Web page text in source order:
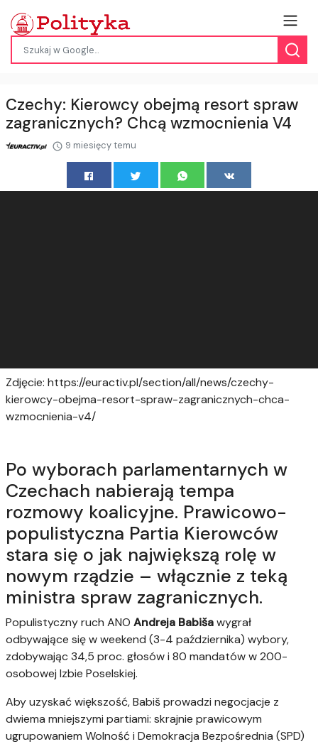
Czechy: Kierowcy obejmą resort spraw
zagranicznych? Chcą wzmocnienia V4
9 miesięcy temu
Zdjęcie: https://euractiv.pl/section/all/news/czechy-
kierowcy-obejma-resort-spraw-zagranicznych-chca-
wzmocnienia-v4/
Po wyborach parlamentarnych w
Czechach nabierają tempa
rozmowy koalicyjne. Prawicowo-
populistyczna Partia Kierowców
stara się o jak największą rolę w
nowym rządzie – włącznie z teką
ministra spraw zagranicznych.
Populistyczny ruch ANO Andreja Babišawygrał
odbywające się w weekend (3-4 października) wybory,
zdobywając 34,5 proc. głosów i 80 mandatów w 200-
osobowej Izbie Poselskiej.
Aby uzyskać większość, Babiš prowadzi negocjacje z
dwiema mniejszymi partiami: skrajnie prawicowym
ugrupowaniem Wolność i Demokracja Bezpośrednia (SPD)